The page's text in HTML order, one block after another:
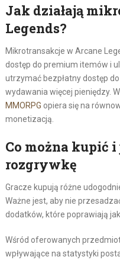
Jak działają
Legends?
Mikrotransakcje w Arcane
dostęp do premium itemów i
utrzymać bezpłatny dostęp
wydawania więcej pieniędzy.
MMORPG opiera się na
monetizacją.
Co można kupić
rozgrywkę
Gracze kupują różne
Ważne jest, aby nie
dodatków, które poprawiają
Wśród oferowanych
wpływające na statystyki